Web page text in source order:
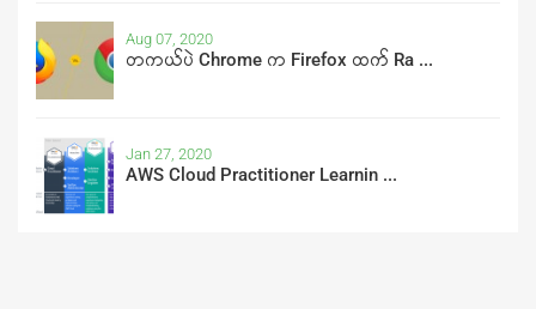
Aug 07, 2020
တကယ်ပဲ Chrome က Firefox ထက် Ra ...
Jan 27, 2020
AWS Cloud Practitioner Learnin ...